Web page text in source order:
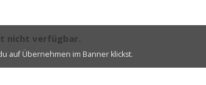
nicht verfügbar.
auf Übernehmen im Banner klickst.